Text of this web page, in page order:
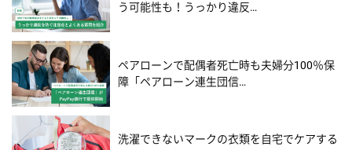
う可能性も！うっかり違反…
ペアローンで配偶者死亡時も夫婦分100％保
障「ペアローン連生団信…
洗濯できないマークの衣類を自宅でケアする